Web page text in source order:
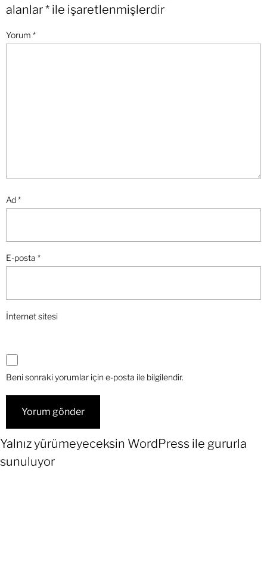
alanlar* ile işaretlenmişlerdir
Yorum *
Ad*
E-posta *
İnternet sitesi
Beni sonraki yorumlar için e-posta ile bilgilendir.
Yalnız yürümeyeceksin WordPress ile gururla
sunuluyor